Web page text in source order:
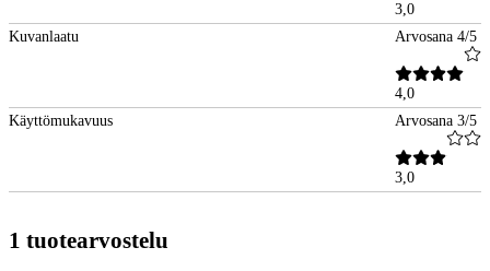
3,0
Kuvanlaatu
Arvosana 4/5
4,0
Käyttömukavuus
Arvosana 3/5
3,0
1 tuotearvostelu